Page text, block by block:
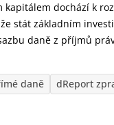
kapitálem dochází k
stát základním
daně z příjmů
daně dReport